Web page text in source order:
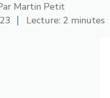
Martin Petit
Lecture: 2 minutes